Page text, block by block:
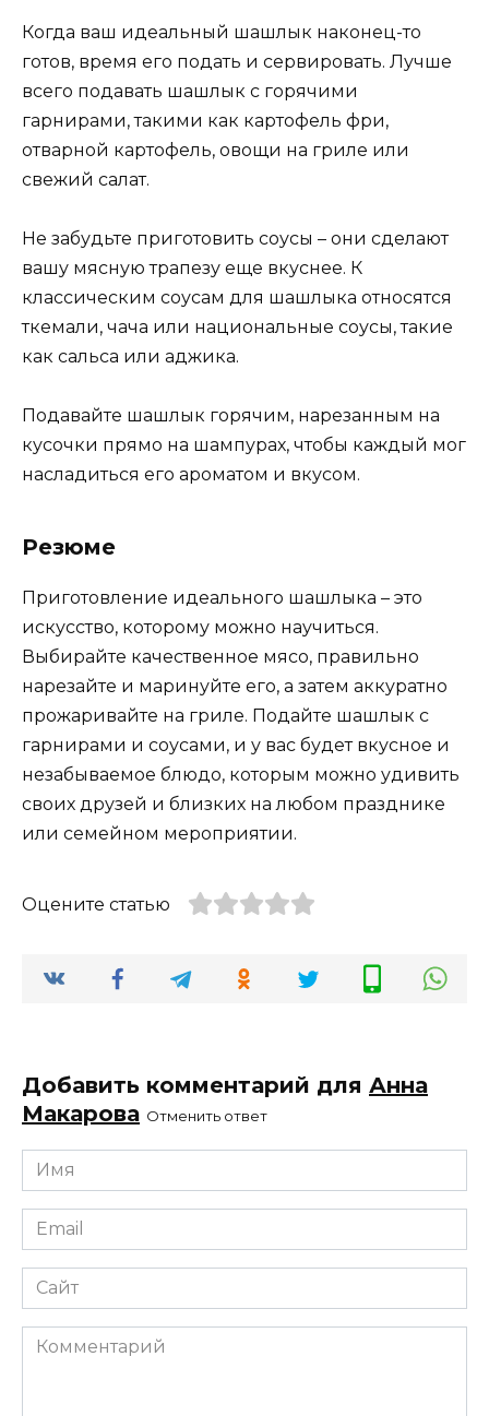
Когда ваш идеальный шашлык наконец-то
готов, время его подать и сервировать. Лучше
всего подавать шашлык с горячими
гарнирами, такими как картофель фри,
отварной картофель, овощи на гриле или
свежий салат.
Не забудьте приготовить соусы – они сделают
вашу мясную трапезу еще вкуснее. К
классическим соусам для шашлыка относятся
ткемали, чача или национальные соусы, такие
как сальса или аджика.
Подавайте шашлык горячим, нарезанным на
кусочки прямо на шампурах, чтобы каждый мог
насладиться его ароматом и вкусом.
Резюме
Приготовление идеального шашлыка – это
искусство, которому можно научиться.
Выбирайте качественное мясо, правильно
нарезайте и маринуйте его, а затем аккуратно
прожаривайте на гриле. Подайте шашлык с
гарнирами и соусами, и у вас будет вкусное и
незабываемое блюдо, которым можно удивить
своих друзей и близких на любом празднике
или семейном мероприятии.
Оцените статью
Добавить комментарий для Анна
Макарова Отменить ответ
Имя
*
Email
*
Сайт
Комментарий